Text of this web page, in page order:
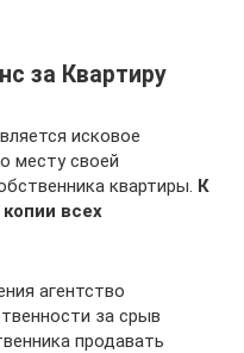
за Квартиру
исковое
месту своей
квартиры. К
всех
агентство
за срыв
продавать